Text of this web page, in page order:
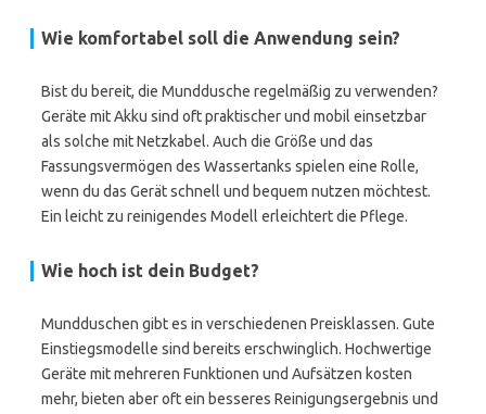
Wie komfortabel soll die Anwendung sein?
Bist du bereit, die Munddusche regelmäßig zu verwenden?
Geräte mit Akku sind oft praktischer und mobil einsetzbar
als solche mit Netzkabel. Auch die Größe und das
Fassungsvermögen des Wassertanks spielen eine Rolle,
wenn du das Gerät schnell und bequem nutzen möchtest.
Ein leicht zu reinigendes Modell erleichtert die Pflege.
Wie hoch ist dein Budget?
Mundduschen gibt es in verschiedenen Preisklassen. Gute
Einstiegsmodelle sind bereits erschwinglich. Hochwertige
Geräte mit mehreren Funktionen und Aufsätzen kosten
mehr, bieten aber oft ein besseres Reinigungsergebnis und